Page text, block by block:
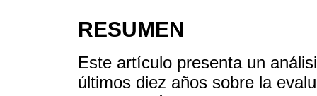
RESUMEN
Este artículo presenta un
últimos diez años sobre la